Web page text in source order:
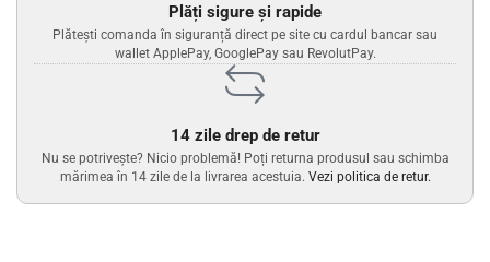
Plăți sigure și rapide
Plătești comanda în siguranță direct pe site cu cardul bancar sau
wallet ApplePay, GooglePay sau RevolutPay.
14 zile drep de retur
Nu se potrivește? Nicio problemă! Poți returna produsul sau schimba
mărimea în 14 zile de la livrarea acestuia. Vezi politica de retur.